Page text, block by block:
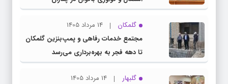
گلمکان
14 مرداد 1405
مجتمع خدمات رفاهی و پمپ‌بنزین گلمکان
تا دهه فجر به بهره‌برداری می‌رسد
گلبهار
14 مرداد 1405